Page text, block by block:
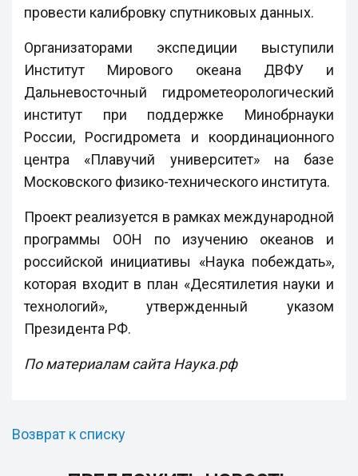
провести калибровку спутниковых данных.
Организаторами экспедиции выступили
Институт Мирового океана ДВФУ и
Дальневосточный гидрометеорологический
институт при поддержке Минобрнауки
России, Росгидромета и координационного
центра «Плавучий университет» на базе
Московского физико-технического института.
Проект реализуется в рамках международной
программы ООН по изучению океанов и
российской инициативы «Наука побеждать»,
которая входит в план «Десятилетия науки и
технологий», утвержденный указом
Президента РФ.
По материалам сайта Наука.рф
Возврат к списку